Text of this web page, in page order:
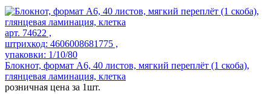
арт. 74622 ,
штрихкод: 4606008681775 ,
упаковки: 1/10/80
Блокнот, формат А6, 40 листов, мягкий переплёт (1 скоба),
глянцевая ламинация, клетка
розничная цена за 1шт.